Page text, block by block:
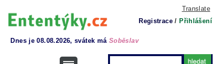
Translate
Registrace / Přihlášení
Dnes je 08.08.2026, svátek má Soběslav